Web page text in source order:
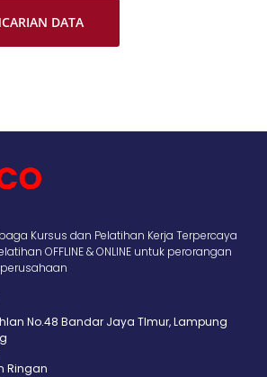
DATA
Kursus dan Pelatihan Kerja Terpercaya
OFFLINE & ONLINE untuk perorangan
No.48 Bandar Jaya TImur, Lampung
Ringan